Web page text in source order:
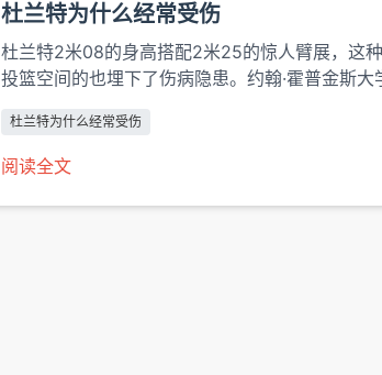
杜兰特为什么经常受伤
杜兰特2米08的身高搭配2米25的惊人臂展，这
投篮空间的也埋下了伤病隐患。约翰·霍普金斯大
倍。杜兰特纤细的骨架（入联盟时仅97公斤）难
冲击力，2017年勇士队医曾透露其小腿肌肉质量
杜兰特为什么经常受伤
阅读全文